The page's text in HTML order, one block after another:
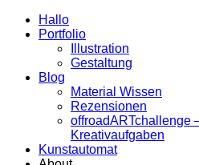
Hallo
Portfolio
Illustration
Gestaltung
Blog
Material Wissen
Rezensionen
offroadARTchallenge
Kreativaufgaben
Kunstautomat